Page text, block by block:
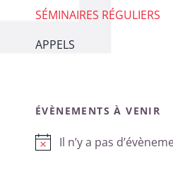
SÉMINAIRES RÉGULIERS
APPELS
ÉVÈNEMENTS À VENIR
Notice
Il n’y a pas